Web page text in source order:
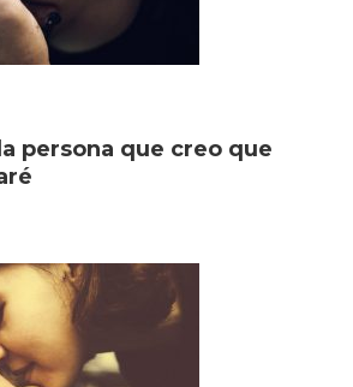
persona que creo que